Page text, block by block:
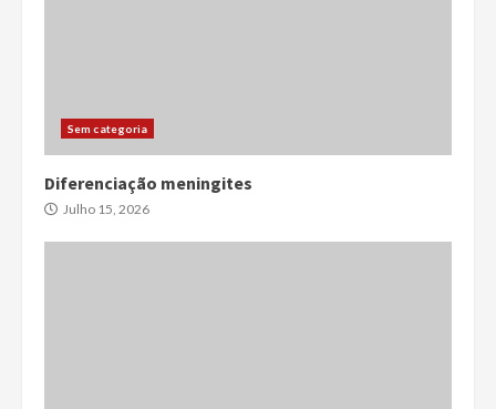
Sem categoria
Diferenciação meningites
Julho 15, 2026